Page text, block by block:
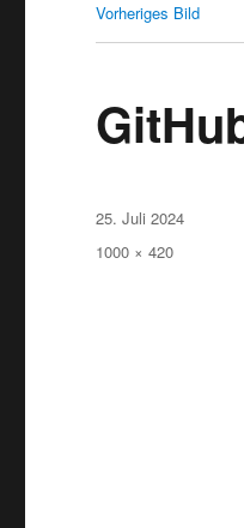
Vorheriges Bild
Veröffentlicht
am
25. Juli 2024
Originalgröße
1000 × 420